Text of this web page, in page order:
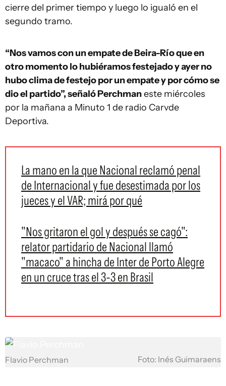
cierre del primer tiempo y luego lo igualó en el
segundo tramo.
“Nos vamos con un empate de Beira-Río que en
otro momento lo hubiéramos festejado y ayer no
hubo clima de festejo por un empate y por cómo se
dio el partido”, señaló Perchmaneste miércoles
por la mañana a Minuto 1 de radio Carvde
Deportiva.
La mano en la que Nacional reclamó penal
de Internacional y fue desestimada por los
jueces y el VAR; mirá por qué
"Nos gritaron el gol y después se cagó":
relator partidario de Nacional llamó
"macaco" a hincha de Inter de Porto Alegre
en un cruce tras el 3-3 en Brasil
Flavio Perchman Foto: Inés Guimaraens